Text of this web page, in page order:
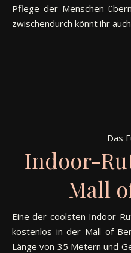
Pflege der Menschen
zwischendurch könnt ihr
Das
Indoor-
Mall
Eine der coolsten Indoor-
kostenlos in der Mall of
Länge von 35 Metern und